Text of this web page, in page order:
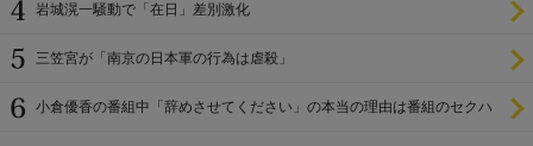
岩城滉一騒動で「在日」差別激化
三笠宮が「南京の日本軍の行為は虐殺」
小倉優香の番組中「辞めさせてください」の本当の理由は番組のセクハ